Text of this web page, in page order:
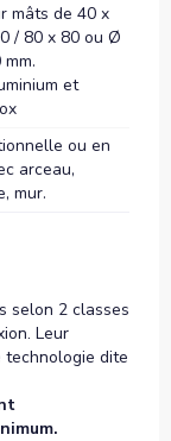
mâts de 40 x
/ 80 x 80 ou Ø
et
ou en
arceau,
mur.
selon 2 classes
Leur
dite